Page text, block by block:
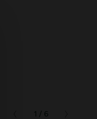
1 / 6